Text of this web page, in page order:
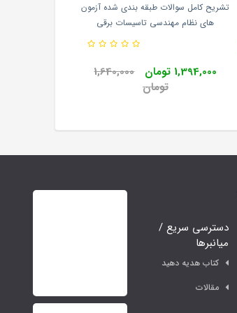
تشریح کامل سوالات طبقه بندی شده آزمون
های نظام مهندسی تاسیسات برقی
(صلاحیت نظارت) ایمان سریری انتشارات
1,394,000 تومان
1,640,000
تومان
دسترسی سریع /
میانبرها
کتاب هدیه دهید
مقالات